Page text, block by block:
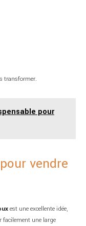
transformer.
pour
vendre
est une excellente idée,
facilement une large